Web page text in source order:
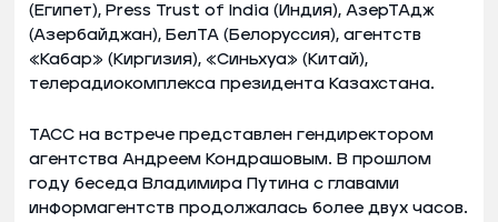
(Египет), Press Trust of India (Индия), АзерТАдж
(Азербайджан), БелТА (Белоруссия), агентств
«Кабар» (Киргизия), «Синьхуа» (Китай),
телерадиокомплекса президента Казахстана.
ТАСС на встрече представлен гендиректором
агентства Андреем Кондрашовым. В прошлом
году беседа Владимира Путина с главами
информагентств продолжалась более двух часов.